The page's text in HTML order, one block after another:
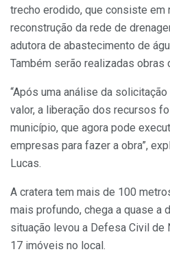
trecho erodido, que consiste em
reconstrução da rede de
adutora de abastecimento de
Também serão realizadas obras
“Após uma análise da
valor, a liberação dos recursos
município, que agora pode
empresas para fazer a obra”,
Lucas.
A cratera tem mais de 100
mais profundo, chega a quase a
situação levou a Defesa Civil de
17 imóveis no local.